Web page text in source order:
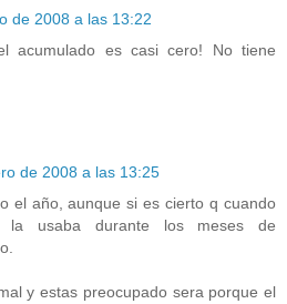
de 2008 a las 13:22
acumulado es casi cero! No tiene
de 2008 a las 13:25
el año, aunque si es cierto q cuando
la usaba durante los meses de
y estas preocupado sera porque el